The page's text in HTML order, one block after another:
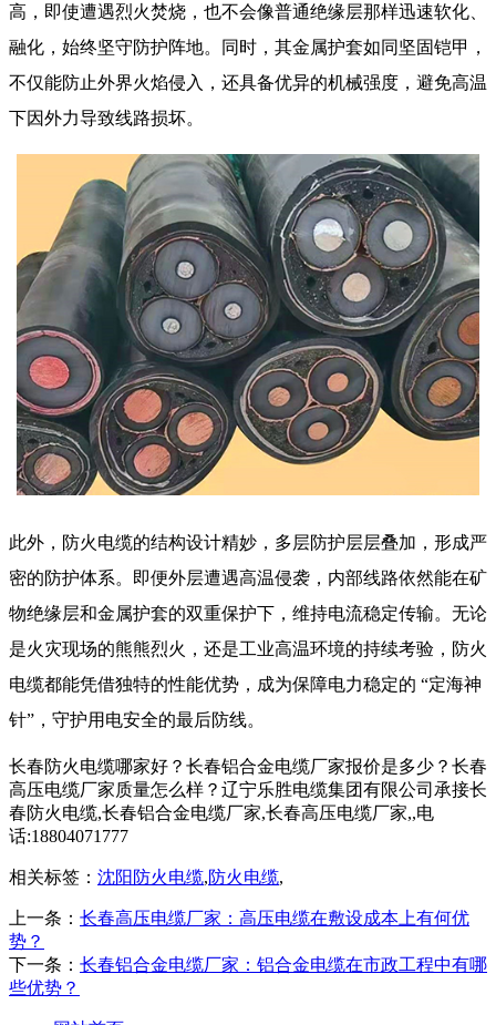
高，即使遭遇烈火焚烧，也不会像普通绝缘层那样迅速软化、
融化，始终坚守防护阵地。同时，其金属护套如同坚固铠甲，
不仅能防止外界火焰侵入，还具备优异的机械强度，避免高温
下因外力导致线路损坏。
此外， 防火电缆的结构设计精妙，多层防护层层叠加，形成严
密的防护体系。即便外层遭遇高温侵袭，内部线路依然能在矿
物绝缘层和金属护套的双重保护下，维持电流稳定传输。无论
是火灾现场的熊熊烈火，还是工业高温环境的持续考验， 防火
电缆都能凭借独特的性能优势，成为保障电力稳定的 “定海神
针”，守护用电安全的最后防线。
长春防火电缆哪家好？长春铝合金电缆厂家报价是多少？长春
高压电缆厂家质量怎么样？辽宁乐胜电缆集团有限公司承接长
春防火电缆,长春铝合金电缆厂家,长春高压电缆厂家,,电
话:18804071777
相关标签： 沈阳防火电缆,防火电缆,
上一条： 长春高压电缆厂家：高压电缆在敷设成本上有何优
势？
下一条： 长春铝合金电缆厂家：铝合金电缆在市政工程中有哪
些优势？